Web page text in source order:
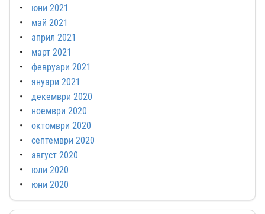
юни 2021
май 2021
април 2021
март 2021
февруари 2021
януари 2021
декември 2020
ноември 2020
октомври 2020
септември 2020
август 2020
юли 2020
юни 2020